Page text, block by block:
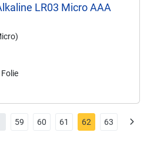
LR03 Micro AAA
59 60 61 62 63